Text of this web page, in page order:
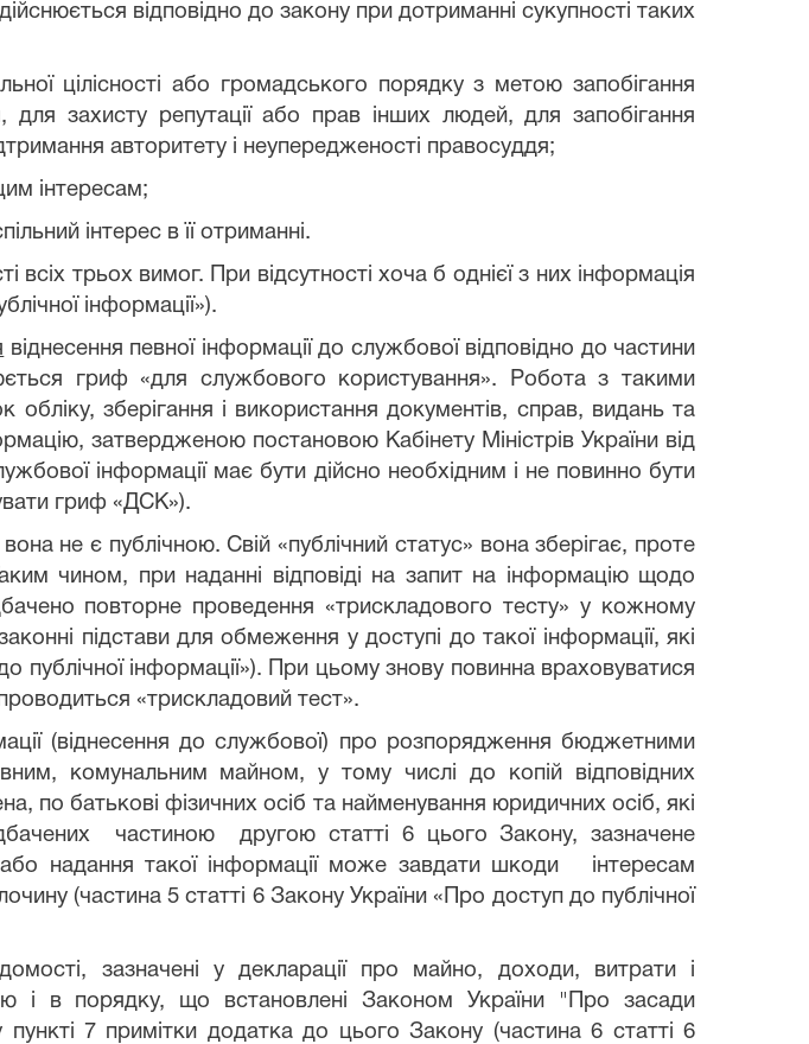
відповідно до закону при дотриманні сукупності таких
цілісності або громадського порядку з метою запобігання
захисту репутації або прав інших людей, для запобігання
авторитету і неупередженості правосуддя;
інтересам;
інтерес в її отриманні.
трьох вимог. При відсутності хоча б однієї з них інформація
інформації»).
віднесення певної інформації до службової відповідно до частини
гриф «для службового користування». Робота з такими
обліку, зберігання і використання документів, справ, видань та
затвердженою постановою Кабінету Міністрів України від
інформації має бути дійсно необхідним і не повинно бути
гриф «ДСК»).
не є публічною. Свій «публічний статус» вона зберігає, проте
чином, при наданні відповіді на запит на інформацію щодо
повторне проведення «трискладового тесту» у кожному
підстави для обмеження у доступі до такої інформації, які
публічної інформації»). При цьому знову повинна враховуватися
«трискладовий тест».
(віднесення до службової) про розпорядження бюджетними
комунальним майном, у тому числі до копій відповідних
по батькові фізичних осіб та найменування юридичних осіб, які
частиною другою статті 6 цього Закону, зазначене
надання такої інформації може завдати шкоди інтересам
(частина 5 статті 6 Закону України «Про доступ до публічної
зазначені у декларації про майно, доходи, витрати і
і в порядку, що встановлені Законом України "Про засади
пункті 7 примітки додатка до цього Закону (частина 6 статті 6